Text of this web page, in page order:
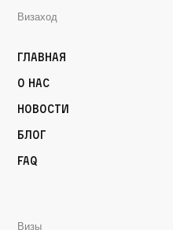
Визаход
Главная
О нас
Новости
Блог
FAQ
Визы